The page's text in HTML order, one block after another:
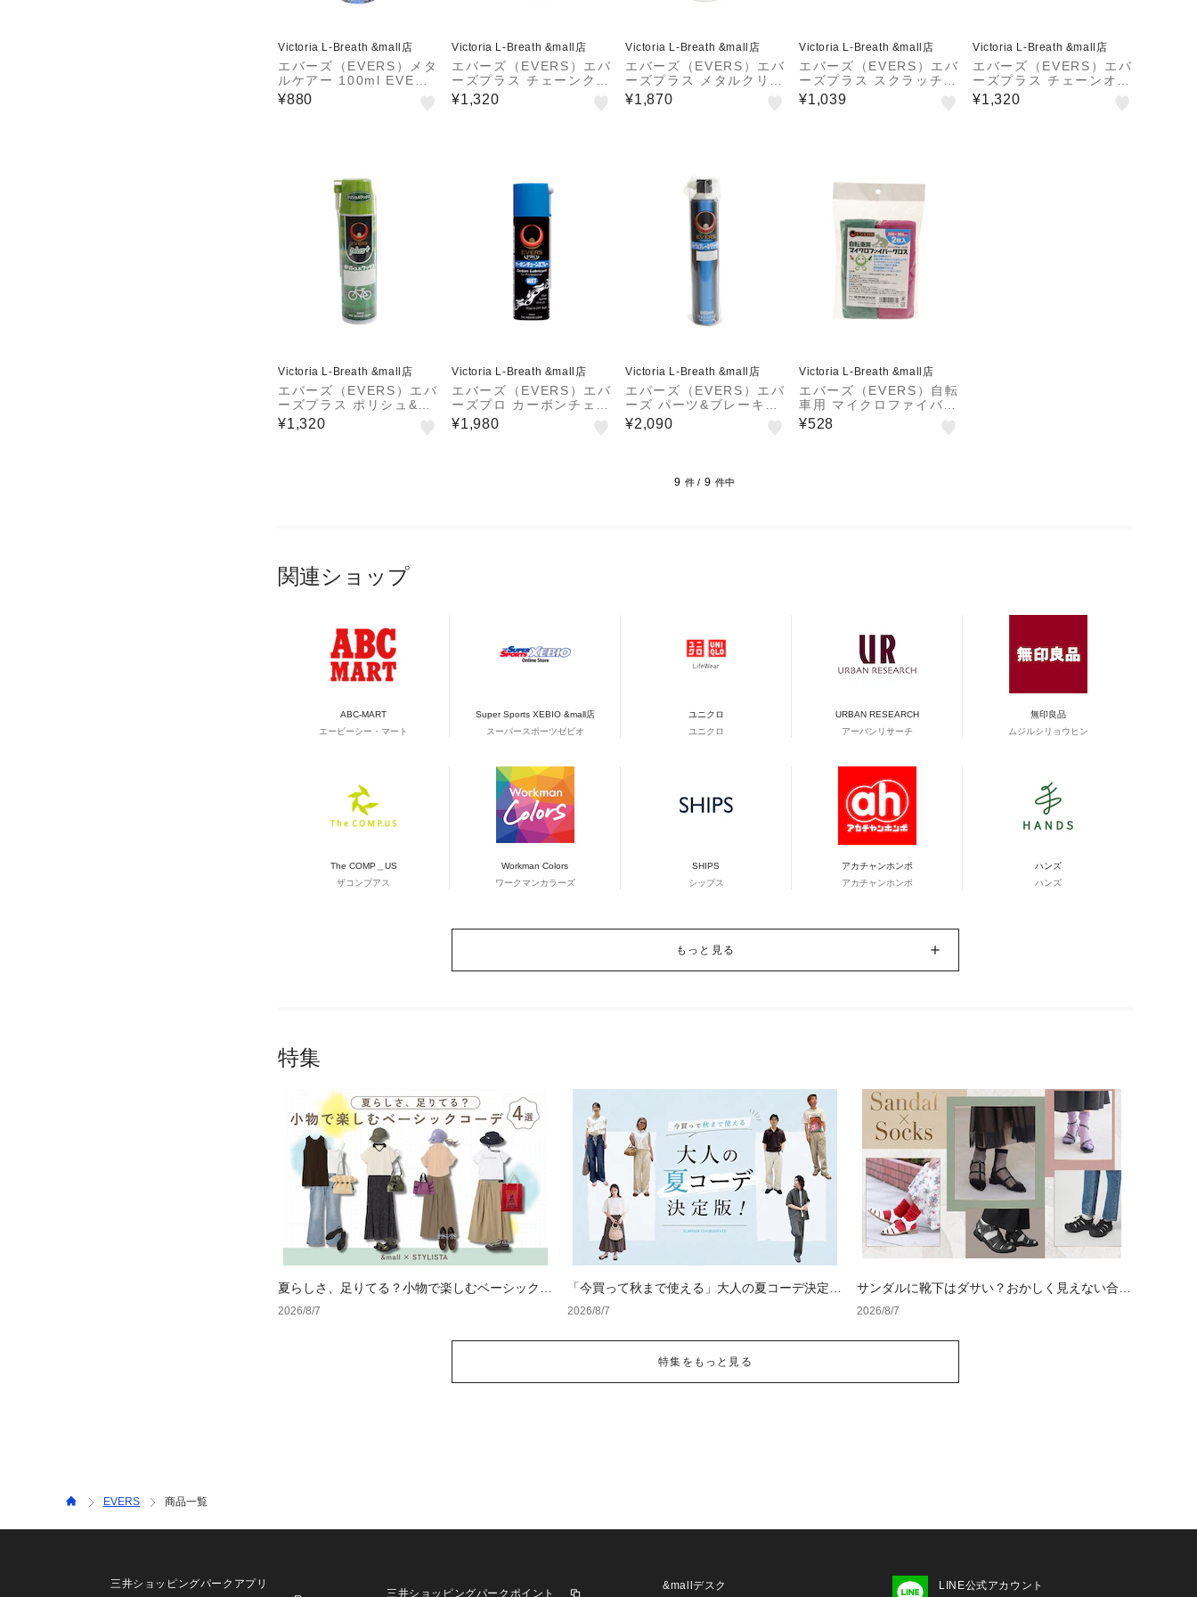
Victoria L-Breath &mall店
エバーズ（EVERS）メタ
ルケアー 100ml EVERS
MC-3
¥880
Victoria L-Breath &mall店
エバーズ（EVERS）エバ
ーズプラス チェーンクリ
ーナー 300ml PS-2 メ
ンテナンス クリーナー
¥1,320
Victoria L-Breath &mall店
エバーズ（EVERS）エバ
ーズプラス メタルクリー
ナー PS-5 洗浄剤
¥1,870
Victoria L-Breath &mall店
エバーズ（EVERS）エバ
ーズプラス スクラッチリ
ムーバー 300ml PS-6メ
ンテナンス キズ取り
¥1,039
Victoria L-Breath &mall店
エバーズ（EVERS）エバ
ーズプラス チェーンオイ
ル 300ml PS-1 メンテ
ナンス オイル
¥1,320
Victoria L-Breath &mall店
エバーズ（EVERS）エバ
ーズプラス ポリシュ&ワ
ックス 300ml PS-4メン
テナンス ワックス
¥1,320
Victoria L-Breath &mall店
エバーズ（EVERS）エバ
ーズプロ カーボンチェー
ンスプレー ウエット 10
0ml EP-2メンテナンス
¥1,980
Victoria L-Breath &mall店
エバーズ（EVERS）エバ
ーズ パーツ&ブレーキク
リーナー 840ml PB-30
メンテナンス クリーナー
¥2,090
Victoria L-Breath &mall店
エバーズ（EVERS）自転
車用 マイクロファイバー
クロス 2枚入 SF-2
¥528
9 件 / 9 件中
関連ショップ
ABC-MART
エービーシー・マート
Super Sports XEBIO &mall店
スーパースポーツゼビオ
ユニクロ
ユニクロ
URBAN RESEARCH
アーバンリサーチ
無印良品
ムジルシリョウヒン
The COMP＿US
ザコンプアス
Workman Colors
ワークマンカラーズ
SHIPS
シップス
アカチャンホンポ
アカチャンホンポ
ハンズ
ハンズ
もっと見る
特集
夏らしさ、足りてる？小物で楽しむベーシックコ
ーデ4選
2026/8/7
「今買って秋まで使える」大人の夏コーデ決定
版！男女別正解スタイルとNGな着こなし
2026/8/7
サンダルに靴下はダサい？おかしく見えない合わ
せ方の黄金法則と男女別おすすめコーデ
2026/8/7
特集をもっと見る
EVERS 商品一覧
三井ショッピングパークアプリ
三井ショッピングパークポイント
&mallデスク LINE公式アカウント